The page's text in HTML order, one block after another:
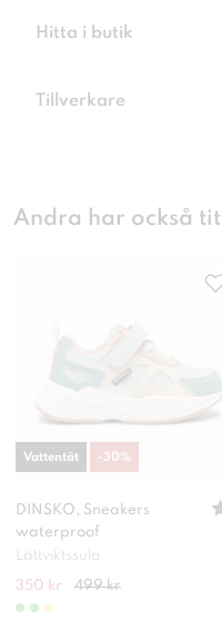
Hitta i butik
Tillverkare
Andra har också
DINSKO, Sneakers
waterproof
Lättviktssula
350 kr 499 kr
Vattentät -30%